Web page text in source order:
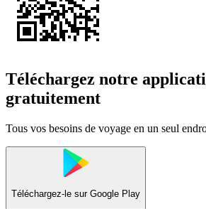
Téléchargez notre
gratuitement
Tous vos besoins de voyage en un seul
Téléchargez-le sur Google Play